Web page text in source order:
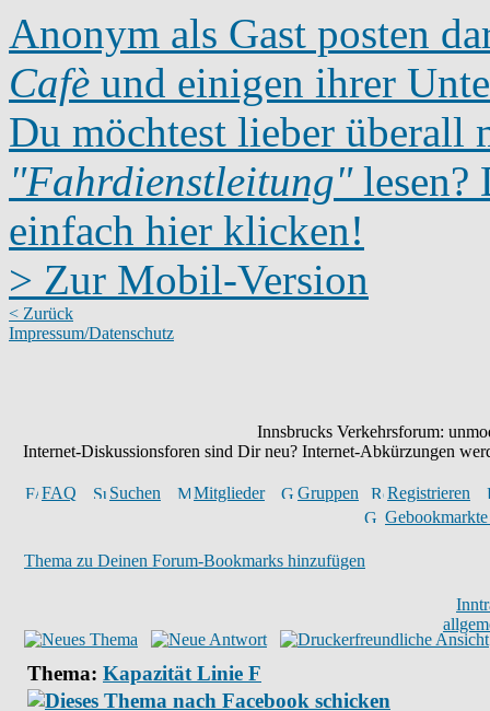
Anonym als Gast posten
Cafè und einigen ihrer
Du möchtest lieber überall
"Fahrdienstleitung"lesen?
einfach hier klicken!
> Zur Mobil-Version
< Zurück
Impressum/Datenschutz
Innsbrucks Verkehrsforum:
Internet-Diskussionsforen sind Dir neu? Internet-Abkürzungen
FAQ Suchen Mitglieder Gruppen
Registrieren
Thema zu Deinen Forum-Bookmarks hinzufügen
Thema: Kapazität Linie F